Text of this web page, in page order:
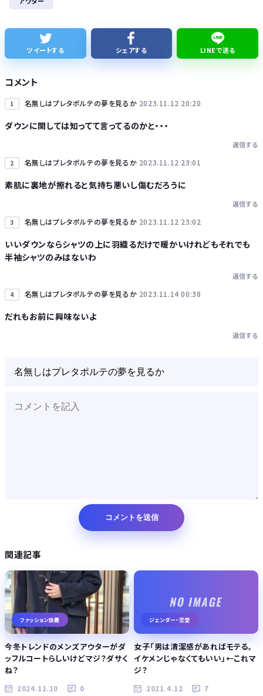
「あずみ」とかいう漫画読んだんやけど、何で山で修行しただけの子供達があんなに強いんや
ツイートする シェアする LINEで送る
コメント
1 名無しはプレタポルテの夢を見るか 2023.11.12 20:20
ダウンに関しては知ってて言ってるのかと・・・
返信する
2 名無しはプレタポルテの夢を見るか 2023.11.12 23:01
素肌に裏地が擦れると気持ち悪いし傷むだろうに
返信する
3 名無しはプレタポルテの夢を見るか 2023.11.12 23:02
いいダウンならシャツの上に羽織るだけで暖かいけれどもそれでも
半袖シャツのみはないわ
返信する
4 名無しはプレタポルテの夢を見るか 2023.11.14 00:38
だれもお前に興味ないよ
返信する
関連記事
ファッション談義
今冬トレンドのメンズアウターがダ
ッフルコートらしいけどマジ？ダサく
ね？
2024.11.10 0
ジェンダー・恋愛
女子「男は清潔感があればモテる。
イケメンじゃなくてもいい」←これマ
ジ？
2021.4.12 7